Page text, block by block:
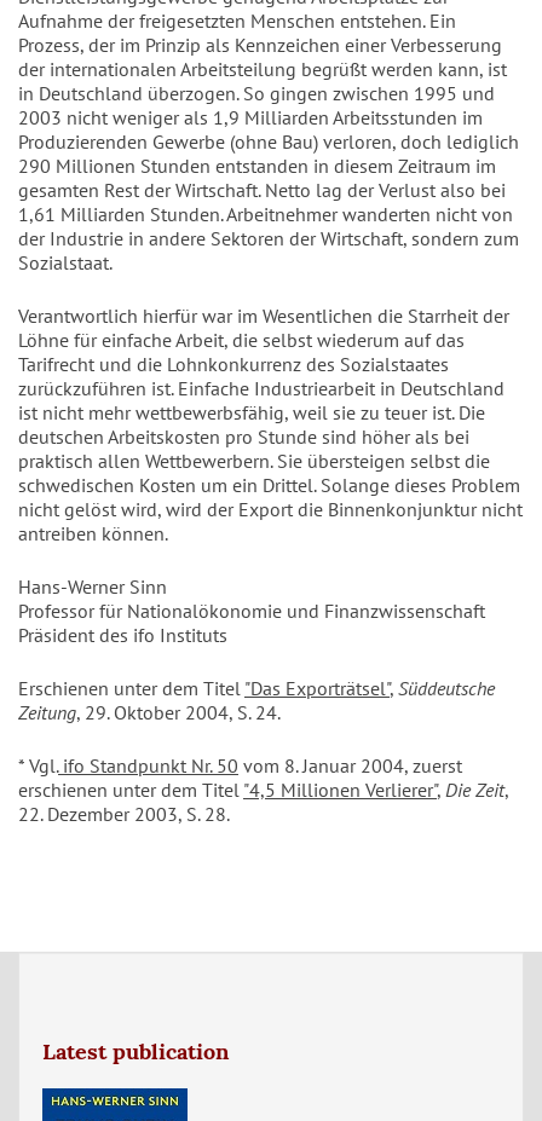
Aufnahme der freigesetzten Menschen entstehen. Ein
Prozess, der im Prinzip als Kennzeichen einer Verbesserung
der internationalen Arbeitsteilung begrüßt werden kann, ist
in Deutschland überzogen. So gingen zwischen 1995 und
2003 nicht weniger als 1,9 Milliarden Arbeitsstunden im
Produzierenden Gewerbe (ohne Bau) verloren, doch lediglich
290 Millionen Stunden entstanden in diesem Zeitraum im
gesamten Rest der Wirtschaft. Netto lag der Verlust also bei
1,61 Milliarden Stunden. Arbeitnehmer wanderten nicht von
der Industrie in andere Sektoren der Wirtschaft, sondern zum
Sozialstaat.
Verantwortlich hierfür war im Wesentlichen die Starrheit der
Löhne für einfache Arbeit, die selbst wiederum auf das
Tarifrecht und die Lohnkonkurrenz des Sozialstaates
zurückzuführen ist. Einfache Industriearbeit in Deutschland
ist nicht mehr wettbewerbsfähig, weil sie zu teuer ist. Die
deutschen Arbeitskosten pro Stunde sind höher als bei
praktisch allen Wettbewerbern. Sie übersteigen selbst die
schwedischen Kosten um ein Drittel. Solange dieses Problem
nicht gelöst wird, wird der Export die Binnenkonjunktur nicht
antreiben können.
Hans-Werner Sinn
Professor für Nationalökonomie und Finanzwissenschaft
Präsident des ifo Instituts
Erschienen unter dem Titel "Das Exporträtsel", Süddeutsche
Zeitung, 29. Oktober 2004, S. 24.
* Vgl. ifo Standpunkt Nr. 50 vom 8. Januar 2004, zuerst
erschienen unter dem Titel "4,5 Millionen Verlierer", Die Zeit,
22. Dezember 2003, S. 28.
Latest publication